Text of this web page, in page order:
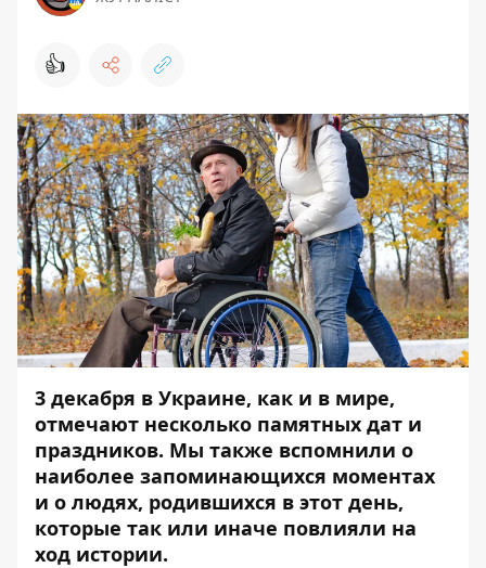
👍
3 декабря в Украине, как и в мире,
отмечают несколько памятных дат и
праздников. Мы также вспомнили о
наиболее запоминающихся моментах
и о людях, родившихся в этот день,
которые так или иначе повлияли на
ход истории.